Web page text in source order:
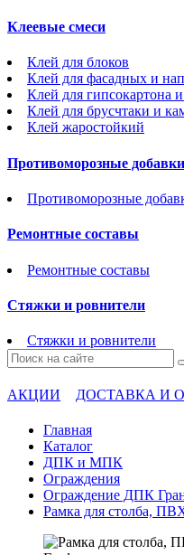
Клеевые смеси
Клей для блоков
Клей для фасадных и
Клей для гипсокартона
Клей для брусчтаки и
Клей жаростойкий
Противоморозные добавки
Противоморозные
Ремонтные составы
Ремонтные составы
Стяжки и ровнители
Стяжки и ровнители
АКЦИИ ДОСТАВКА И
Главная
Каталог
ДПК и МПК
Ограждения
Ограждение ДПК
Рамка для столба,